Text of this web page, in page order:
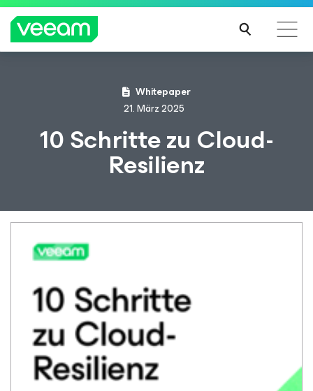
Hinweise von Veeam für Kunden, die vom Content-
Update von CrowdStrike betroffen sind
Whitepaper
21. März 2025
10 Schritte zu Cloud-
Resilienz